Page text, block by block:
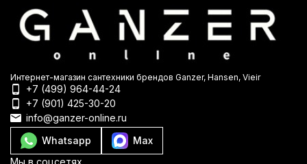
Интернет-магазин сантехники брендов Ganzer, Hansen, Vieir
+7 (499) 964-44-24
+7 (901) 425-30-20
info@ganzer-online.ru
Whatsapp
Max
Мы в соцсетях